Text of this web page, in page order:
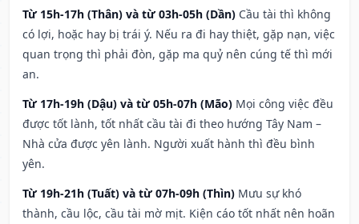
Từ 15h-17h (Thân) và từ 03h-05h (Dần) Cầu tài thì không
có lợi, hoặc hay bị trái ý. Nếu ra đi hay thiệt, gặp nạn, việc
quan trọng thì phải đòn, gặp ma quỷ nên cúng tế thì mới
an.
Từ 17h-19h (Dậu) và từ 05h-07h (Mão) Mọi công việc đều
được tốt lành, tốt nhất cầu tài đi theo hướng Tây Nam –
Nhà cửa được yên lành. Người xuất hành thì đều bình
yên.
Từ 19h-21h (Tuất) và từ 07h-09h (Thìn) Mưu sự khó
thành, cầu lộc, cầu tài mờ mịt. Kiện cáo tốt nhất nên hoãn